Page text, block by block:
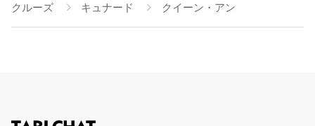
クルーズ キュナード クイーン・アン